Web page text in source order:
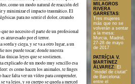
como un modo natural de reacción del
y minimizar el impacto traumático. El
para no sentir el dolor, creando
no necesito el parte de un profesional
atravesado por el terror.
sorda y ciega, y se va a otro lugar, a un
nos puede tocar; donde nuestra
únicas leyes que se sostienen.
explicado de un modo muy sencillo esa
es como hacen los animales, te finges
hace falta ver un vídeo para comprender,
va lejos, y su cuerpo se queda a merced
MILAGROS
RIVERA
GARRETAS:
Tres mujeres
más que no se
volverán a sentar
a la mesa:
Murcia, Madrid,
27-28 de mayo
de 2017
PATRÍCIA V.
MARTÍNEZ
ÀLVAREZ: El
“model de ciutat”
de Barcelona:
entre el